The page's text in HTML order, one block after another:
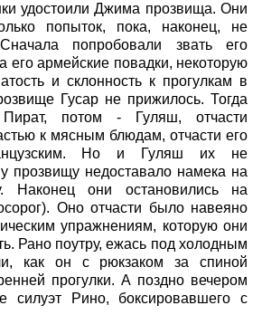
удостоили Джима прозвища. Они
попыток, пока, наконец, не
Сначала попробовали звать его
его армейские повадки, некоторую
и склонность к прогулкам в
Гусар не прижилось. Тогда
потом - Гуляш, отчасти
к мясным блюдам, отчасти его
Но и Гуляш их не
прозвищу недоставало намека на
Наконец они остановились на
Оно отчасти было навеяно
упражнениям, которую они
Рано поутру, ежась под холодным
как он с рюкзаком за спиной
прогулки. А поздно вечером
силуэт Рино, боксировавшего с